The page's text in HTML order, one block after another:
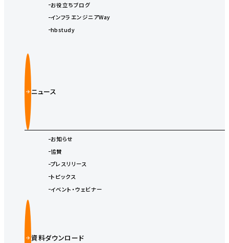
お役立ちブログ
インフラエンジニアWay
hbstudy
ニュース
お知らせ
協賛
プレスリリース
トピックス
イベント・ウェビナー
資料ダウンロード